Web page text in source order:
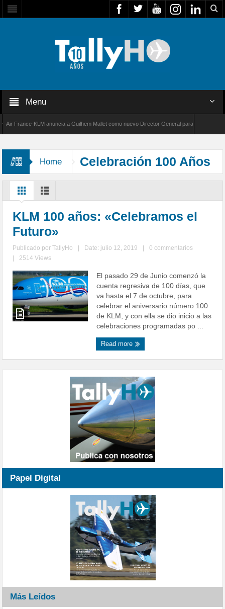
Menu
France-KLM anuncia a Guilhem Mallet como nuevo Director General para América Latina
Home
Celebración 100 Años
KLM
KLM 100 años: «Celebramos el
Futuro»
Publicado porTallyHo Date: julio 12, 2019
0 commentarios
2514 Views
El pasado 29 de Junio comenzó la
cuenta regresiva de 100 días, que
va hasta el 7 de octubre, para
celebrar el aniversario número 100
de KLM, y con ella se dio inicio a las
celebraciones programadas po ...
Read more
Papel Digital
Más Leídos